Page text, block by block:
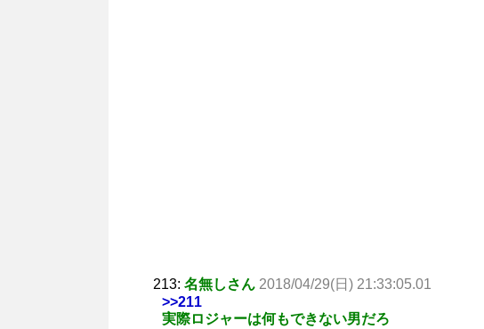
213: 名無しさん 2018/04/29(日) 21:33:05.01
>>211
実際ロジャーは何もできない男だろ